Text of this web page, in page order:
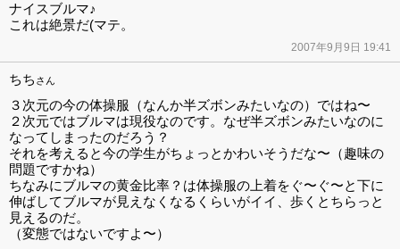
ナイスブルマ♪
これは絶景だ(マテ。
2007年9月9日 19:41
ちち さん
３次元の今の体操服（なんか半ズボンみたいなの）ではね〜
２次元ではブルマは現役なのです。なぜ半ズボンみたいなのに
なってしまったのだろう？
それを考えると今の学生がちょっとかわいそうだな〜（趣味の
問題ですかね）
ちなみにブルマの黄金比率？は体操服の上着をぐ〜ぐ〜と下に
伸ばしてブルマが見えなくなるくらいがイイ、歩くとちらっと
見えるのだ。
（変態ではないですよ〜）